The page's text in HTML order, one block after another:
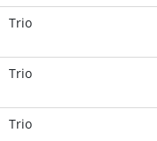
Trio
Trio
Trio